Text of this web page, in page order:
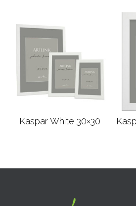
Подробнее
Kaspar White 30×30